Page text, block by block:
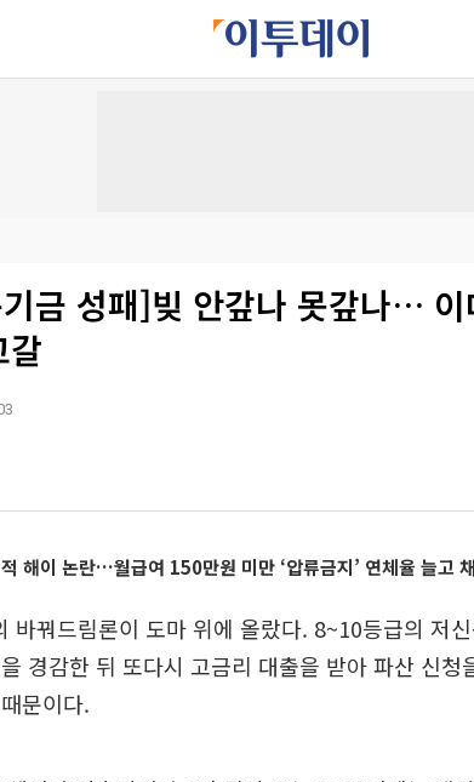
금 성패]빚 안갚나 못갚나… 이
갈
적 해이 논란…월급여 150만원 미만 ‘압류금지’ 연체율 늘고
바꿔드림론이 도마 위에 올랐다. 8~10등급의 저
경감한 뒤 또다시 고금리 대출을 받아 파산 신청
문이다.